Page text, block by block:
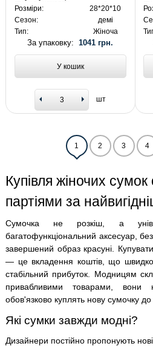
Розміри:
28*20*10
Сезон:
демі
Тип:
Жіноча
За упаковку:1041 грн.
У кошик
шт
1 2 3 4
Купівля жіночих
партіями за
Сумочка не розкіш, а
багатофункціональний аксесуар,
завершений образ красуні.
— це вкладення коштів, що швидко
стабільний прибуток. Модницям
привабливими товарами, вони
обов'язково куплять нову сумочку
Які сумки завжди модні?
Дизайнери постійно пропонують